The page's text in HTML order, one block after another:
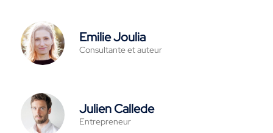
Emilie Joulia
Consultante et auteur
Julien Callede
Entrepreneur